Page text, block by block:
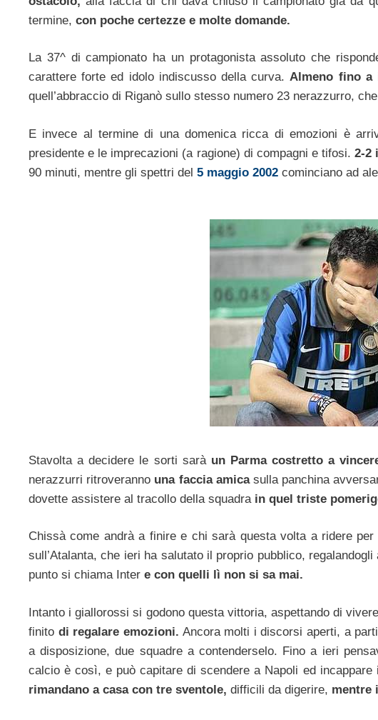
termine, con poche certezze e molte domande.
La 37^ di campionato ha un protagonista assoluto che
carattere forte ed idolo indiscusso della curva.Almeno fino a
quell’abbraccio di Riganò sullo stesso numero 23 nerazzurro,
E invece al termine di una domenica ricca di emozioni è
presidente e le imprecazioni (a ragione) di compagni e tifosi. 2-2
90 minuti, mentre gli spettri del 5 maggio 2002 cominciano ad
Stavolta a decidere le sorti sarà un Parma costretto a
nerazzurri ritroveranno una faccia amicasulla panchina
dovette assistere al tracollo della squadra in quel triste
Chissà come andrà a finire e chi sarà questa volta a ridere
sull’Atalanta, che ieri ha salutato il proprio pubblico,
punto si chiama Inter e con quelli lì non si sa mai.
Intanto i giallorossi si godono questa vittoria, aspettando di
finito di regalare emozioni. Ancora molti i discorsi aperti, a
a disposizione, due squadre a contenderselo. Fino a ieri
calcio è così, e può capitare di scendere a Napoli ed
rimandano a casa con tre sventole, difficili da digerire, mentre